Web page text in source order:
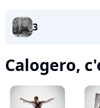
3
Calogero,